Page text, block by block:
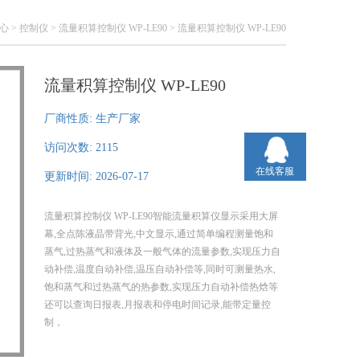
> 控制仪 > 流量积算控制仪 WP-LE90 > 流量积算控制仪 WP-LE90
流量积算控制仪 WP-LE90
厂商性质: 生产厂家
访问次数: 2115
更新时间: 2026-07-17
流量积算控制仪 WP-LE90智能流量积算仪显示采用大屏
幕,全点陈液晶带背光,中文显示,通过简单编程测量饱和
蒸气,过热蒸气和液体及一般气体的流量参数,实现压力自
动补偿,温度自动补偿,温压自动补偿等,同时可测量热水,
饱和蒸气和过热蒸气的热参数,实现压力自动补偿热焓等
还可以查询日报表,月报表和停电时间记录,能带定量控
制，
在线客服